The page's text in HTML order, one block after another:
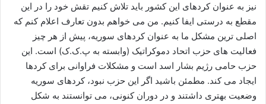
نیز به عنوان کردهای این کشور باید تلاش کنیم تقش خود را در این
مقطع به درستی ایفا کنیم. من می خواهم بدون تعارف اعلام کنم که
اصلی ترین مشکل ما به عنوان کردهای سوریه، پیش از هر چیز
فعالیت های حزب اتحاد دموکراتیک (وابسته به پ.ک.ک) است. این
حزب حامی رژیم بشار اسد است و مشکلات فراوانی برای کردها
ایجاد می کند. مطمئن باشید اگر این حزب نبود، کردهای سوریه
وضعیت بهتری داشتند و در دوران کنونی، می توانستند به شکل